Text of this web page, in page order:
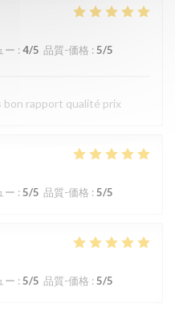
ー : 4/5 品質-価格 : 5/5
bon rapport qualité prix
ー : 5/5 品質-価格 : 5/5
ー : 5/5 品質-価格 : 5/5